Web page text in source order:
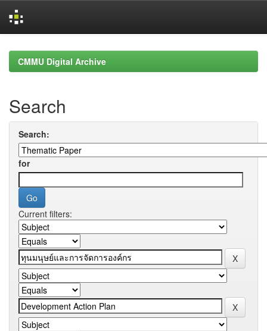
navigationCMMU Digital Archive
Search
Search:
for
Current filters: